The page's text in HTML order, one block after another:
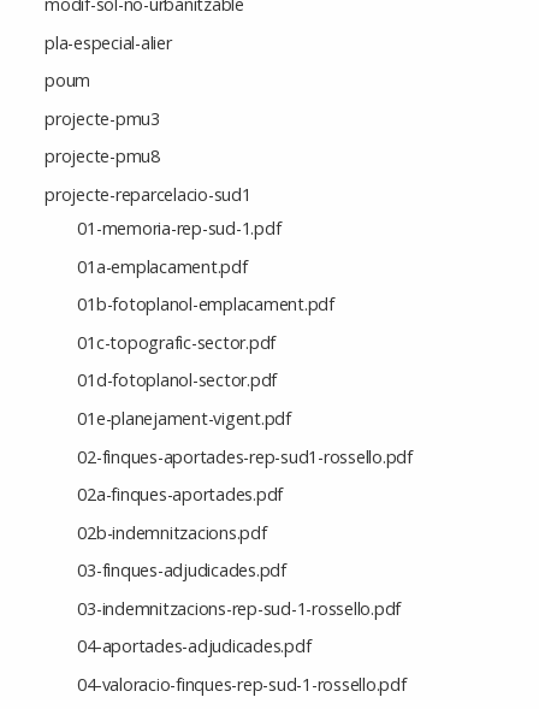
pla-especial-alier
poum
projecte-pmu3
projecte-pmu8
projecte-reparcelacio-sud1
01-memoria-rep-sud-1.pdf
01a-emplacament.pdf
01b-fotoplanol-emplacament.pdf
01c-topografic-sector.pdf
01d-fotoplanol-sector.pdf
01e-planejament-vigent.pdf
02-finques-aportades-rep-sud1-rossello.pdf
02a-finques-aportades.pdf
02b-indemnitzacions.pdf
03-finques-adjudicades.pdf
03-indemnitzacions-rep-sud-1-rossello.pdf
04-aportades-adjudicades.pdf
04-valoracio-finques-rep-sud-1-rossello.pdf